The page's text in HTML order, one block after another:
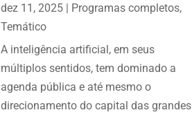
dez 11, 2025 Programas completos,
Temático
A inteligência artificial, em seus
múltiplos sentidos, tem dominado a
agenda pública e até mesmo o
direcionamento do capital das grandes